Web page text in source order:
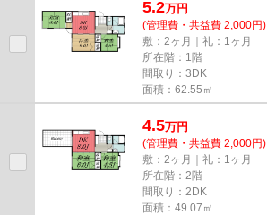
5.2万円
(管理費・共益費 2,000円)
敷：2ヶ月｜礼：1ヶ月
所在階：1階
間取り：3DK
面積：62.55㎡
4.5万円
(管理費・共益費 2,000円)
敷：2ヶ月｜礼：1ヶ月
所在階：2階
間取り：2DK
面積：49.07㎡